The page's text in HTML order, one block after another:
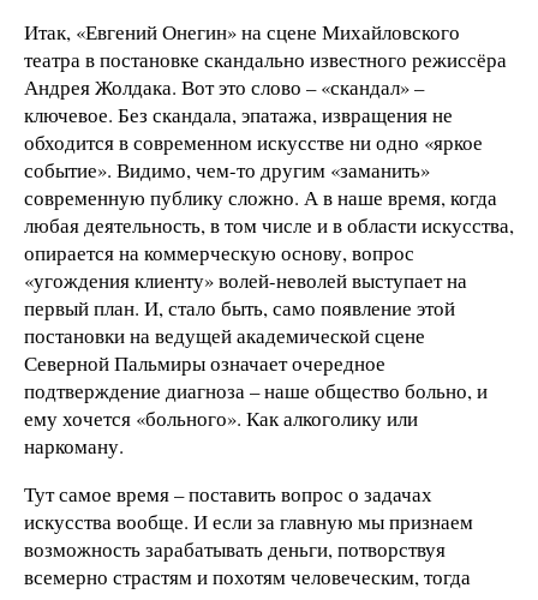
Итак, «Евгений Онегин» на сцене Михайловского
театра в постановке скандально известного режиссёра
Андрея Жолдака. Вот это слово – «скандал» –
ключевое. Без скандала, эпатажа, извращения не
обходится в современном искусстве ни одно «яркое
событие». Видимо, чем-то другим «заманить»
современную публику сложно. А в наше время, когда
любая деятельность, в том числе и в области искусства,
опирается на коммерческую основу, вопрос
«угождения клиенту» волей-неволей выступает на
первый план. И, стало быть, само появление этой
постановки на ведущей академической сцене
Северной Пальмиры означает очередное
подтверждение диагноза – наше общество больно, и
ему хочется «больного». Как алкоголику или
наркоману.
Тут самое время – поставить вопрос о задачах
искусства вообще. И если за главную мы признаем
возможность зарабатывать деньги, потворствуя
всемерно страстям и похотям человеческим, тогда